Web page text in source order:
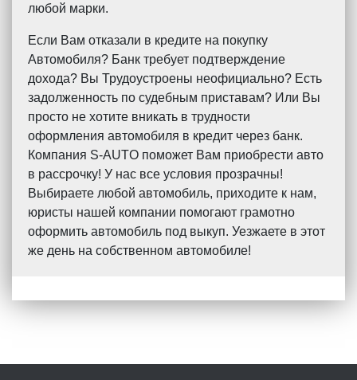
любой марки.
Если Вам отказали в кредите на покупку
Автомобиля? Банк требует подтверждение
дохода? Вы Трудоустроены неофициально? Есть
задолженность по судебным приставам? Или Вы
просто не хотите вникать в трудности
оформления автомобиля в кредит через банк.
Компания S-AUTO поможет Вам приобрести авто
в рассрочку! У нас все условия прозрачны!
Выбираете любой автомобиль, приходите к нам,
юристы нашей компании помогают грамотно
оформить автомобиль под выкуп. Уезжаете в этот
же день на собственном автомобиле!